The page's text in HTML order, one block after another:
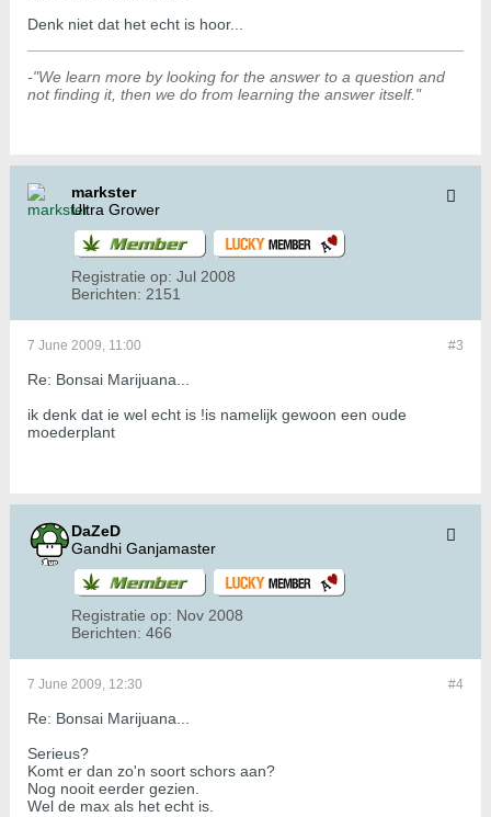
Denk niet dat het echt is hoor...
-"We learn more by looking for the answer to a question and
not finding it, then we do from learning the answer itself."
markster
Ultra Grower
Registratie op: Jul 2008
Berichten: 2151
#3
7 June 2009, 11:00
Re: Bonsai Marijuana...
ik denk dat ie wel echt is !is namelijk gewoon een oude
moederplant
DaZeD
Gandhi Ganjamaster
Registratie op: Nov 2008
Berichten: 466
#4
7 June 2009, 12:30
Re: Bonsai Marijuana...
Serieus?
Komt er dan zo'n soort schors aan?
Nog nooit eerder gezien.
Wel de max als het echt is.